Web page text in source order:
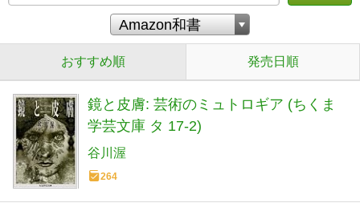
おすすめ順 発売日順
鏡と皮膚: 芸術のミュトロギア (ちくま
学芸文庫 タ 17-2)
谷川渥
264